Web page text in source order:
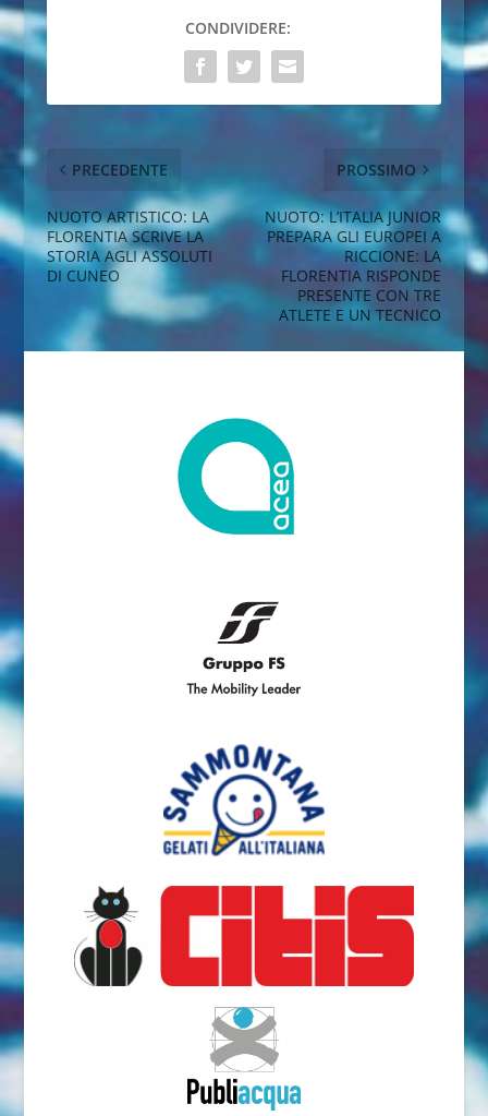
CONDIVIDERE:
PRECEDENTE
NUOTO ARTISTICO: LA
FLORENTIA SCRIVE LA
STORIA AGLI ASSOLUTI
DI CUNEO
PROSSIMO
NUOTO: L’ITALIA JUNIOR
PREPARA GLI EUROPEI A
RICCIONE: LA
FLORENTIA RISPONDE
PRESENTE CON TRE
ATLETE E UN TECNICO